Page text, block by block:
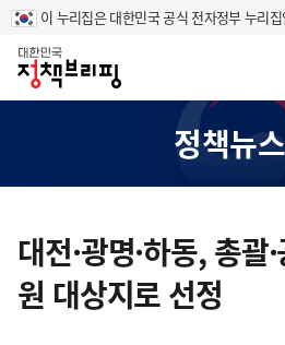
이 누리집은 대한민국 공식 전자정부 누리
홈
정책뉴스
텐
츠
영
대전·광명·하동, 총괄
원 대상지로 선정